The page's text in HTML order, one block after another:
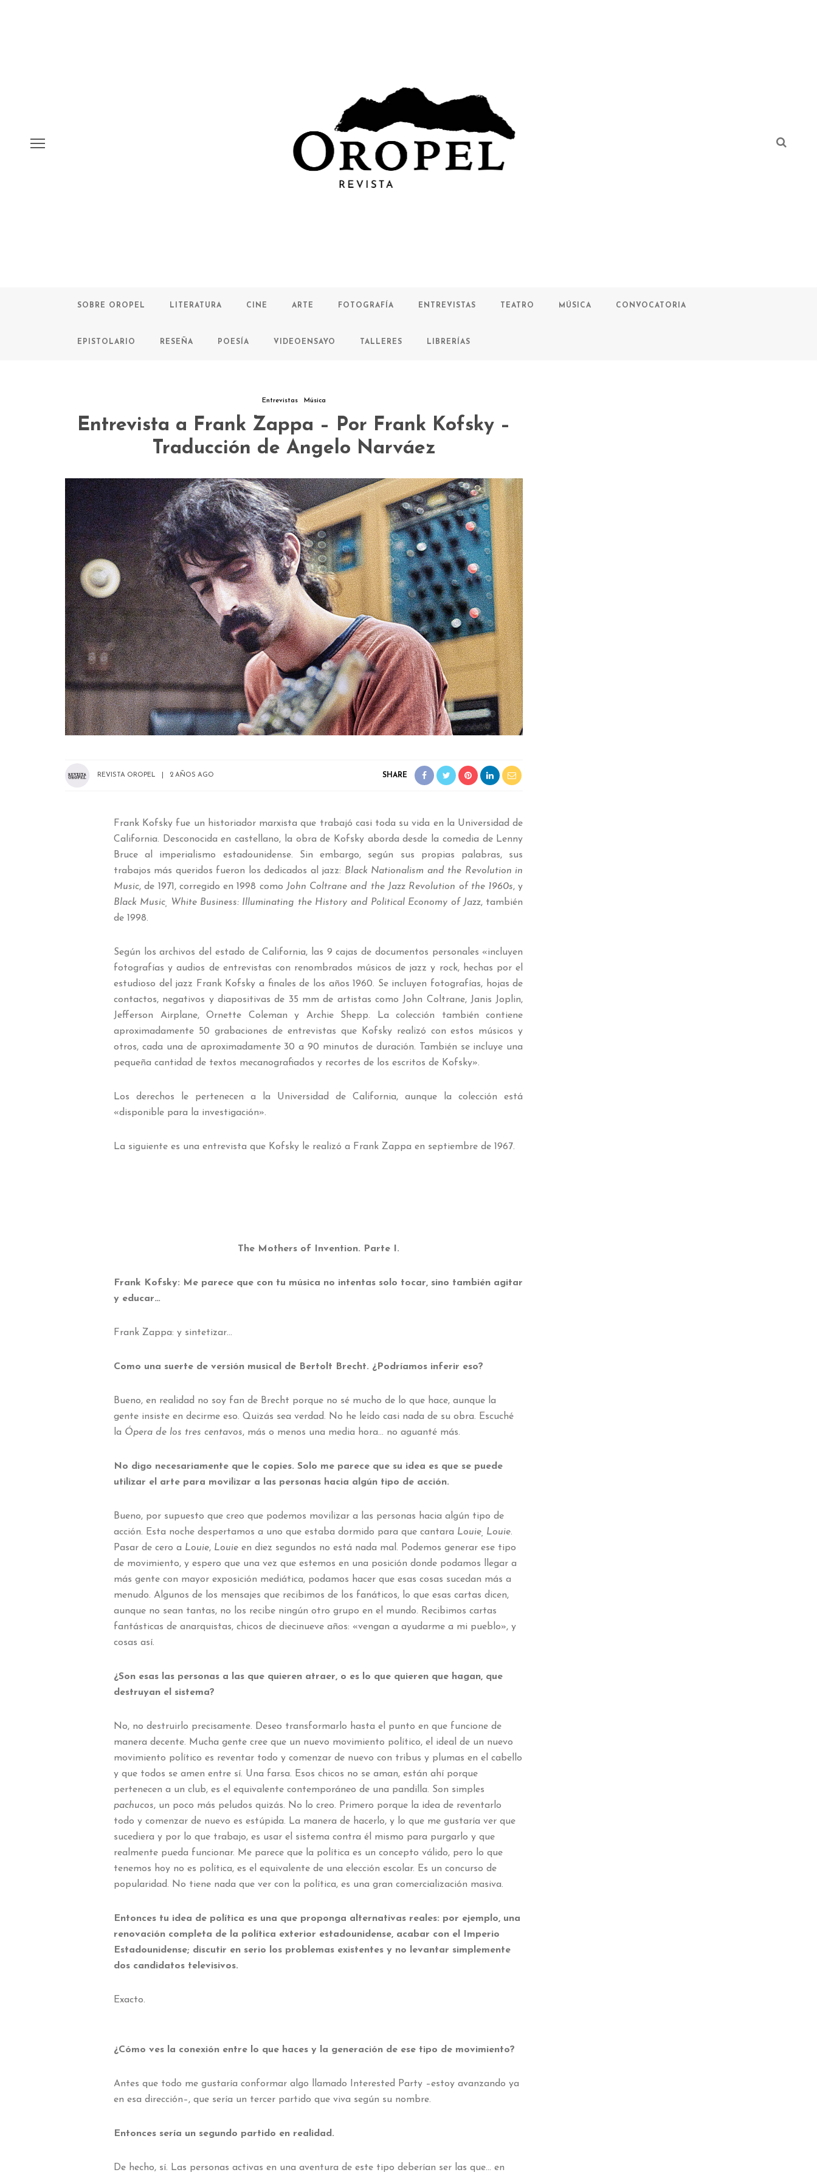
SOBRE OROPEL LITERATURA CINE ARTE FOTOGRAFÍA ENTREVISTAS TEATRO MÚSICA CONVOCATORIA
EPISTOLARIO RESEÑA POESÍA VIDEOENSAYO TALLERES LIBRERÍAS
Entrevistas Música
Entrevista a Frank Zappa – Por Frank Kofsky –
Traducción de Angelo Narváez
REVISTA OROPEL 2 AÑOS AGO SHARE
Frank Kofsky fue un historiador marxista que trabajó casi toda su vida en la Universidad de
California. Desconocida en castellano, la obra de Kofsky aborda desde la comedia de Lenny
Bruce al imperialismo estadounidense. Sin embargo, según sus propias palabras, sus
trabajos más queridos fueron los dedicados al jazz: Black Nationalism and the Revolution in
Music, de 1971, corregido en 1998 como John Coltrane and the Jazz Revolution of the 1960s, y
Black Music, White Business: Illuminating the History and Political Economy of Jazz, también
de 1998.
Según los archivos del estado de California, las 9 cajas de documentos personales «incluyen
fotografías y audios de entrevistas con renombrados músicos de jazz y rock, hechas por el
estudioso del jazz Frank Kofsky a finales de los años 1960. Se incluyen fotografías, hojas de
contactos, negativos y diapositivas de 35 mm de artistas como John Coltrane, Janis Joplin,
Jefferson Airplane, Ornette Coleman y Archie Shepp. La colección también contiene
aproximadamente 50 grabaciones de entrevistas que Kofsky realizó con estos músicos y
otros, cada una de aproximadamente 30 a 90 minutos de duración. También se incluye una
pequeña cantidad de textos mecanografiados y recortes de los escritos de Kofsky».
Los derechos le pertenecen a la Universidad de California, aunque la colección está
«disponible para la investigación».
La siguiente es una entrevista que Kofsky le realizó a Frank Zappa en septiembre de 1967.
The Mothers of Invention. Parte I.
Frank Kofsky: Me parece que con tu música no intentas solo tocar, sino también agitar
y educar…
Frank Zappa: y sintetizar…
Como una suerte de versión musical de Bertolt Brecht. ¿Podríamos inferir eso?
Bueno, en realidad no soy fan de Brecht porque no sé mucho de lo que hace, aunque la
gente insiste en decirme eso. Quizás sea verdad. No he leído casi nada de su obra. Escuché
la Ópera de los tres centavos, más o menos una media hora… no aguanté más.
No digo necesariamente que le copies. Solo me parece que su idea es que se puede
utilizar el arte para movilizar a las personas hacia algún tipo de acción.
Bueno, por supuesto que creo que podemos movilizar a las personas hacia algún tipo de
acción. Esta noche despertamos a uno que estaba dormido para que cantara Louie, Louie.
Pasar de cero a Louie, Louie en diez segundos no está nada mal. Podemos generar ese tipo
de movimiento, y espero que una vez que estemos en una posición donde podamos llegar a
más gente con mayor exposición mediática, podamos hacer que esas cosas sucedan más a
menudo. Algunos de los mensajes que recibimos de los fanáticos, lo que esas cartas dicen,
aunque no sean tantas, no los recibe ningún otro grupo en el mundo. Recibimos cartas
fantásticas de anarquistas, chicos de diecinueve años: «vengan a ayudarme a mi pueblo», y
cosas así.
¿Son esas las personas a las que quieren atraer, o es lo que quieren que hagan, que
destruyan el sistema?
No, no destruirlo precisamente. Deseo transformarlo hasta el punto en que funcione de
manera decente. Mucha gente cree que un nuevo movimiento político, el ideal de un nuevo
movimiento político es reventar todo y comenzar de nuevo con tribus y plumas en el cabello
y que todos se amen entre sí. Una farsa. Esos chicos no se aman, están ahí porque
pertenecen a un club, es el equivalente contemporáneo de una pandilla. Son simples
pachucos, un poco más peludos quizás. No lo creo. Primero porque la idea de reventarlo
todo y comenzar de nuevo es estúpida. La manera de hacerlo, y lo que me gustaría ver que
sucediera y por lo que trabajo, es usar el sistema contra él mismo para purgarlo y que
realmente pueda funcionar. Me parece que la política es un concepto válido, pero lo que
tenemos hoy no es política, es el equivalente de una elección escolar. Es un concurso de
popularidad. No tiene nada que ver con la política, es una gran comercialización masiva.
Entonces tu idea de política es una que proponga alternativas reales: por ejemplo, una
renovación completa de la política exterior estadounidense, acabar con el Imperio
Estadounidense; discutir en serio los problemas existentes y no levantar simplemente
dos candidatos televisivos.
Exacto.
¿Cómo ves la conexión entre lo que haces y la generación de ese tipo de movimiento?
Antes que todo me gustaría conformar algo llamado Interested Party –estoy avanzando ya
en esa dirección–, que sería un tercer partido que viva según su nombre.
Entonces sería un segundo partido en realidad.
De hecho, sí. Las personas activas en una aventura de este tipo deberían ser las que… en